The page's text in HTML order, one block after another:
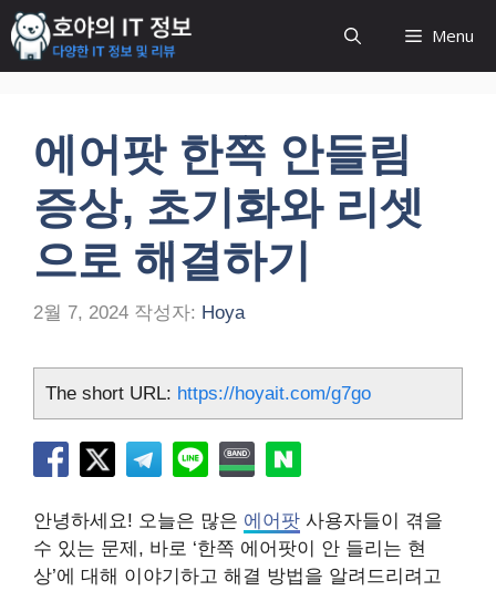
컨
텐
츠
Menu
에어팟 한쪽 안들림
증상, 초기화와 리셋
으로 해결하기
2월 7, 2024 작성자: Hoya
The short URL: https://hoyait.com/g7go
안녕하세요! 오늘은 많은 에어팟 사용자들이 겪을
수 있는 문제, 바로 ‘한쪽 에어팟이 안 들리는 현
상’에 대해 이야기하고 해결 방법을 알려드리려고